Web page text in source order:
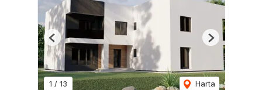
1 / 13 Harta
Previous Next